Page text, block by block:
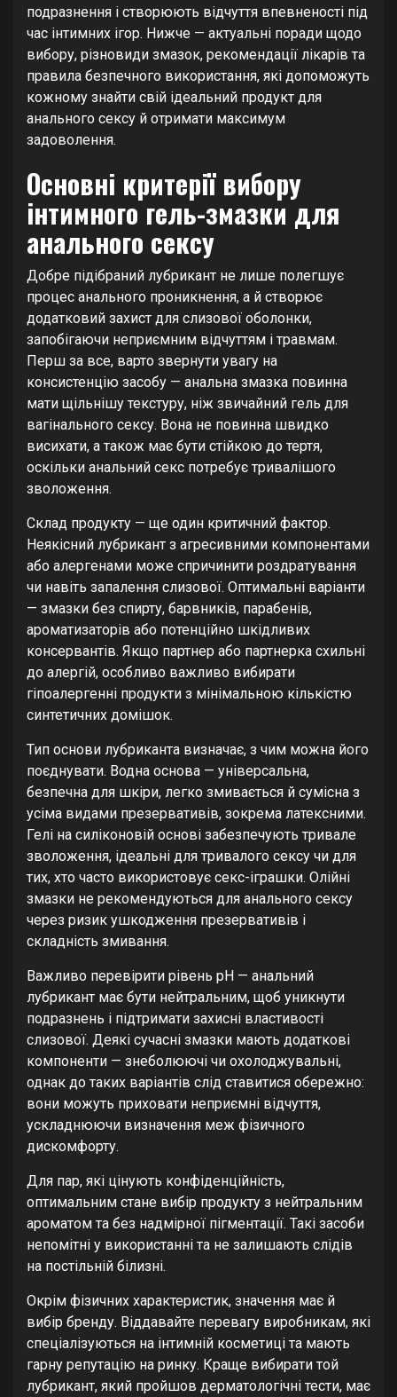
подразнення і створюють відчуття впевненості під
час інтимних ігор. Нижче — актуальні поради щодо
вибору, різновиди змазок, рекомендації лікарів та
правила безпечного використання, які допоможуть
кожному знайти свій ідеальний продукт для
анального сексу й отримати максимум
задоволення.
Основні критерії вибору
інтимного гель-змазки для
анального сексу
Добре підібраний лубрикант не лише полегшує
процес анального проникнення, а й створює
додатковий захист для слизової оболонки,
запобігаючи неприємним відчуттям і травмам.
Перш за все, варто звернути увагу на
консистенцію засобу — анальна змазка повинна
мати щільнішу текстуру, ніж звичайний гель для
вагінального сексу. Вона не повинна швидко
висихати, а також має бути стійкою до тертя,
оскільки анальний секс потребує тривалішого
зволоження.
Склад продукту — ще один критичний фактор.
Неякісний лубрикант з агресивними компонентами
або алергенами може спричинити роздратування
чи навіть запалення слизової. Оптимальні варіанти
— змазки без спирту, барвників, парабенів,
ароматизаторів або потенційно шкідливих
консервантів. Якщо партнер або партнерка схильні
до алергій, особливо важливо вибирати
гіпоалергенні продукти з мінімальною кількістю
синтетичних домішок.
Тип основи лубриканта визначає, з чим можна його
поєднувати. Водна основа — універсальна,
безпечна для шкіри, легко змивається й сумісна з
усіма видами презервативів, зокрема латексними.
Гелі на силіконовій основі забезпечують тривале
зволоження, ідеальні для тривалого сексу чи для
тих, хто часто використовує секс-іграшки. Олійні
змазки не рекомендуються для анального сексу
через ризик ушкодження презервативів і
складність змивання.
Важливо перевірити рівень pH — анальний
лубрикант має бути нейтральним, щоб уникнути
подразнень і підтримати захисні властивості
слизової. Деякі сучасні змазки мають додаткові
компоненти — знеболюючі чи охолоджувальні,
однак до таких варіантів слід ставитися обережно:
вони можуть приховати неприємні відчуття,
ускладнюючи визначення меж фізичного
дискомфорту.
Для пар, які цінують конфіденційність,
оптимальним стане вибір продукту з нейтральним
ароматом та без надмірної пігментації. Такі засоби
непомітні у використанні та не залишають слідів
на постільній білизні.
Окрім фізичних характеристик, значення має й
вибір бренду. Віддавайте перевагу виробникам, які
спеціалізуються на інтимній косметиці та мають
гарну репутацію на ринку. Краще вибирати той
лубрикант, який пройшов дерматологічні тести, має